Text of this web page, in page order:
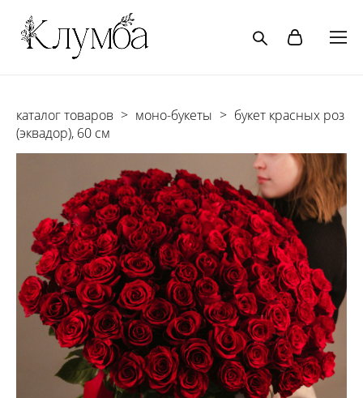
каталог товаров > моно-букеты > букет красных роз
(эквадор), 60 см